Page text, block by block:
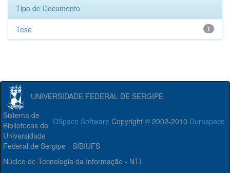
Tipo de Documento
1
Tese
UNIVERSIDADE FEDERAL DE SERGIPE
DSpace Software Copyright © 2002-2010 Duraspace
Sistema de
Bibliotecas da
Universidade
Federal de Sergipe - SIBIUFS
Núcleo de Tecnologia da Informação - NTI